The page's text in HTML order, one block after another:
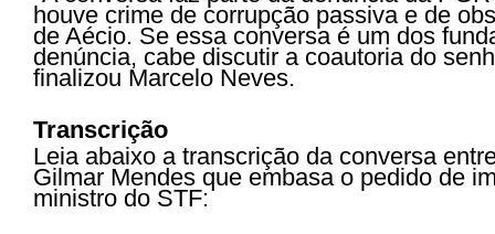
houve crime de corrupção passiva e de
de Aécio. Se essa conversa é um dos
denúncia, cabe discutir a coautoria do
finalizou Marcelo Neves.
Transcrição
Leia abaixo a transcrição da conversa
Gilmar Mendes que embasa o pedido de
ministro do STF: